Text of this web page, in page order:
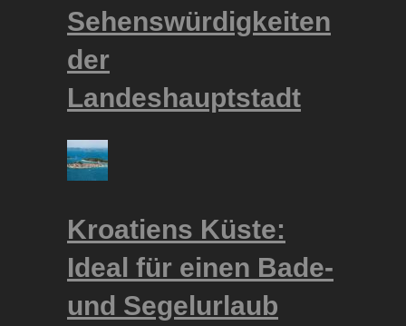
Sehenswürdigkeiten
der
Landeshauptstadt
Kroatiens Küste:
Ideal für einen Bade-
und Segelurlaub